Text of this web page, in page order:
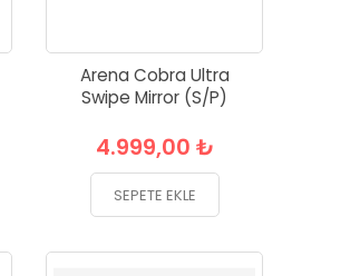
Arena Cobra Ultra
Swipe Mirror (S/P)
4.999,00 ₺
SEPETE EKLE